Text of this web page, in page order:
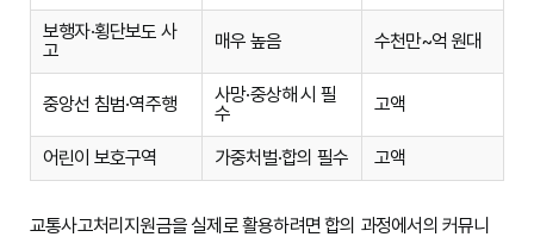
보행자·횡단보도 사
고
매우 높음 수천만~억 원대
중앙선 침범·역주행
사망·중상해 시 필
수
고액
어린이 보호구역 가중처벌·합의 필수 고액
교통사고처리지원금을 실제로 활용하려면 합의 과정에서의 커뮤니